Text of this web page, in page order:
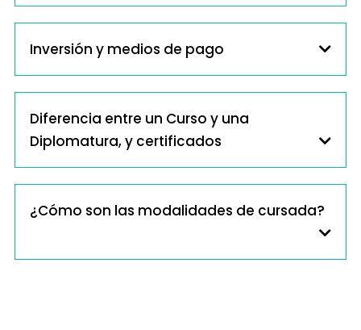
Inversión y medios de pago
Diferencia entre un Curso y una
Diplomatura, y certificados
¿Cómo son las modalidades de cursada?